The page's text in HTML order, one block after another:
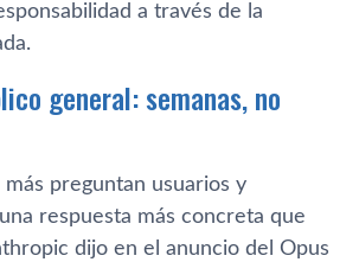
a través de la
general: semanas, no
más preguntan usuarios y
respuesta más concreta que
dijo en el anuncio del Opus